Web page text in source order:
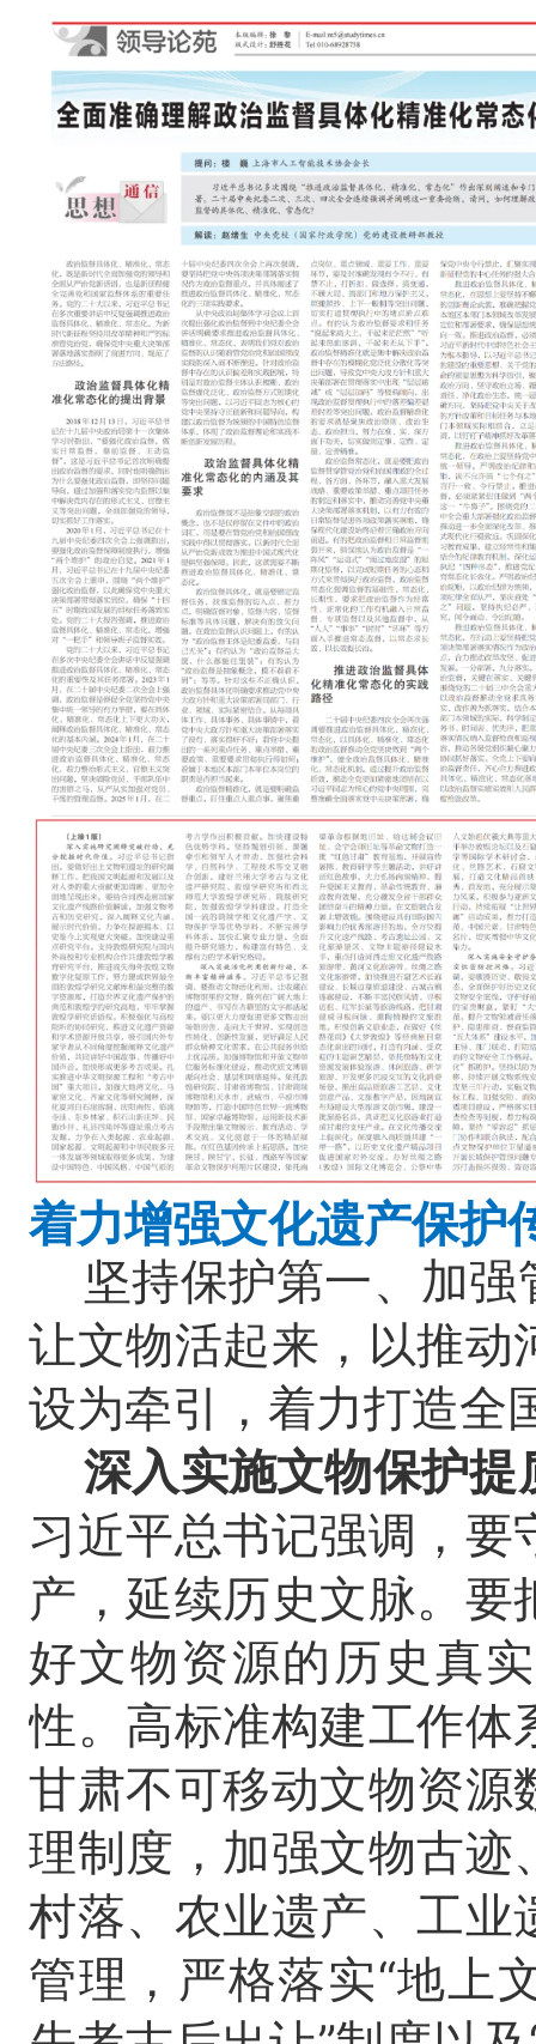
着力增强文化遗产保护
坚持保护第一、加
让文物活起来，以推动
设为牵引，着力打造全
深入实施文物保护
习近平总书记强调，
产，延续历史文脉。
好文物资源的历史真
性。高标准构建工作体
甘肃不可移动文物资源
理制度，加强文物古迹
村落、农业遗产、工业
管理，严格落实“地上